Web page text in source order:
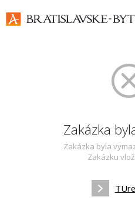
Zakázka
Zakázka byla
Zakázku